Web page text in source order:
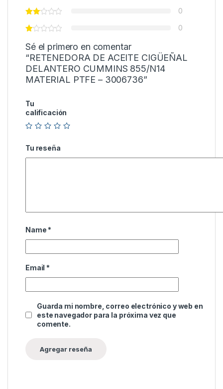
0
0
Sé el primero en comentar
“RETENEDORA DE ACEITE CIGÜEÑAL
DELANTERO CUMMINS 855/N14
MATERIAL PTFE – 3006736”
Tu
calificación
Tu reseña
Name *
Email *
Guarda mi nombre, correo electrónico y web en
este navegador para la próxima vez que
comente.